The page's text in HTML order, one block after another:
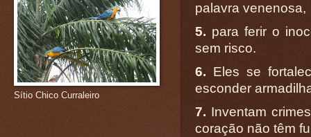
palavra venenosa,
5. para ferir o
sem risco.
6. Eles se
esconder
7. Inventam
coração não têm
Sítio Chico Curraleiro